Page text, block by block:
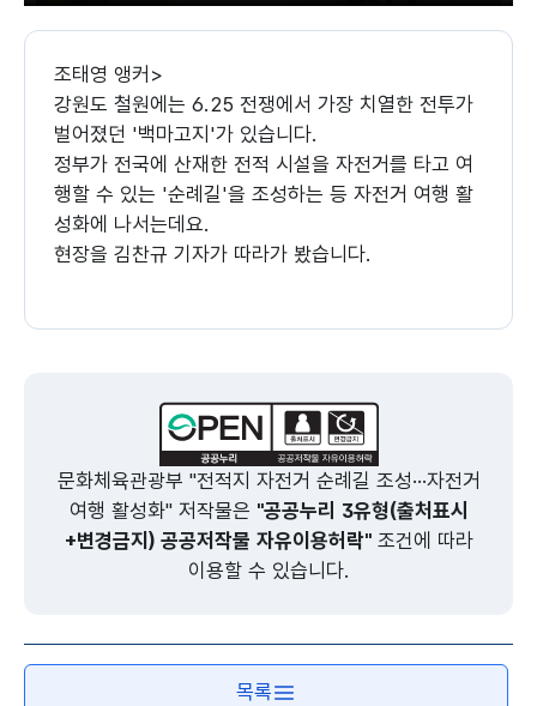
조태영 앵커>
강원도 철원에는 6.25 전쟁에서 가장 치열한 전투가
벌어졌던 '백마고지'가 있습니다.
정부가 전국에 산재한 전적 시설을 자전거를 타고 여
행할 수 있는 '순례길'을 조성하는 등 자전거 여행 활
성화에 나서는데요.
현장을 김찬규 기자가 따라가 봤습니다.
(장소: 백마고지 전적기념관 (강원도 철원))
1952년 10월 열흘 동안 6.25 전쟁에서 가장 치열
한 전투가 벌어졌던 백마고지도 점차 노랗게 물들고
있습니다.
유인촌 문화체육관광부 장관이 백마고지를 찾아 철
적지 자전거 순례길' 구상에 나섰습니다.
강원 춘천과 경기 가평, 양평과 제주에 이어 이번이
문화체육관광부 "전적지 자전거 순례길 조성···자전거
여행 활성화" 저작물은 "공공누리 3유형(출처표시
+변경금지) 공공저작물 자유이용허락"조건에 따라
이용할 수 있습니다.
목록